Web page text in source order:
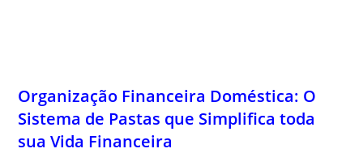
Organização Financeira Doméstica: O
Sistema de Pastas que Simplifica toda
sua Vida Financeira